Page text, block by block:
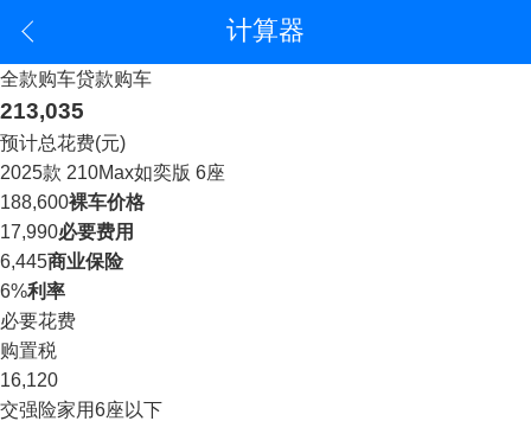
计算器
全款购车贷款购车
213,035
预计总花费(元)
2025款 210Max如奕版 6座
188,600裸车价格
17,990必要费用
6,445商业保险
6%利率
必要花费
购置税
16,120
交强险家用6座以下